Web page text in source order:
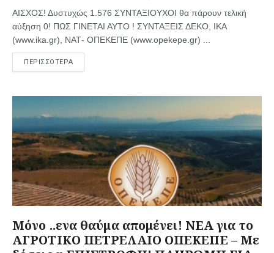
ΑΙΣΧΟΣ! Δυστυχώς 1.576 ΣΥΝΤΑΞΙΟΥΧΟΙ θα πάρουν τελική
αύξηση 0! ΠΩΣ ΓΙΝΕΤΑΙ ΑΥΤΟ ! ΣΥΝΤΑΞΕΙΣ ΔΕΚΟ, ΙΚΑ
(www.ika.gr), ΝΑΤ- ΟΠΕΚΕΠΕ (www.opekepe.gr) ...
ΠΕΡΙΣΣΟΤΕΡΑ
Μόνο ..ενα θαύμα απομένει! ΝΕΑ για το
ΑΓΡΟΤΙΚΟ ΠΕΤΡΕΛΑΙΟ ΟΠΕΚΕΠΕ – Με